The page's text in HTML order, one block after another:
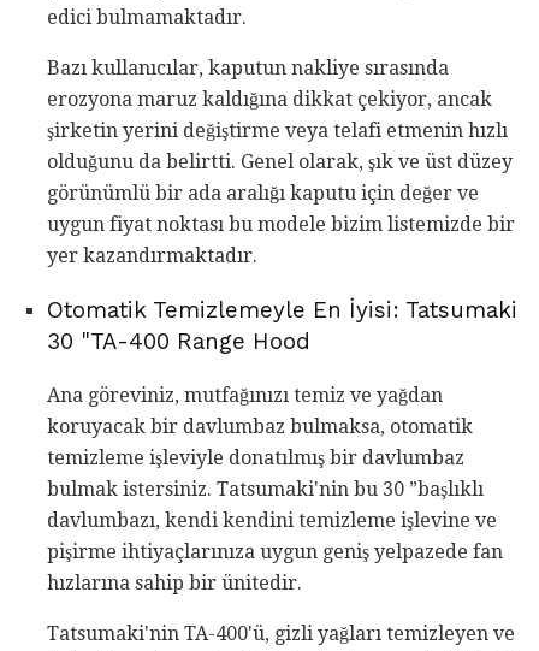
edici bulmamaktadır.
Bazı kullanıcılar, kaputun nakliye sırasında
erozyona maruz kaldığına dikkat çekiyor, ancak
şirketin yerini değiştirme veya telafi etmenin hızlı
olduğunu da belirtti. Genel olarak, şık ve üst düzey
görünümlü bir ada aralığı kaputu için değer ve
uygun fiyat noktası bu modele bizim listemizde bir
yer kazandırmaktadır.
Otomatik Temizlemeyle En İyisi: Tatsumaki
30 "TA-400 Range Hood
Ana göreviniz, mutfağınızı temiz ve yağdan
koruyacak bir davlumbaz bulmaksa, otomatik
temizleme işleviyle donatılmış bir davlumbaz
bulmak istersiniz. Tatsumaki'nin bu 30 ”başlıklı
davlumbazı, kendi kendini temizleme işlevine ve
pişirme ihtiyaçlarınıza uygun geniş yelpazede fan
hızlarına sahip bir ünitedir.
Tatsumaki'nin TA-400'ü, gizli yağları temizleyen ve